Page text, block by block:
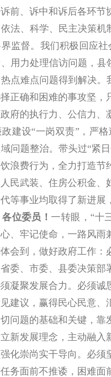
前、诉中和诉后各环
法、科学、民主决策
监督。我们积极回应
用力处理信访问题，
点难点问题得到解决
正确和困难的事攻坚
府的执行力、公信力
建设“一岗双责”，严
问题整治。带头过“紧
浪费行为，全力打造节
武装、住房公积金、
等事业均取得了新进
位委员！ 一转眼，“十
、牢记使命，一路风
会到，做好政府工作
委、市委、县委决策
凝聚发展合力。必须
建议，赢得民心民意
问题的基础和关键，
新发展理念，主动融
化崇尚实干导向。必
务面前不推诿，困难